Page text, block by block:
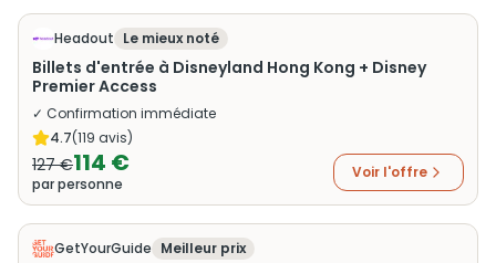
Headout Le mieux noté
Billets d'entrée à Disneyland Hong Kong + Disney
Premier Access
✓ Confirmation immédiate
4.7(119 avis)
127 €114 €
par personne
Voir l'offre
GetYourGuide Meilleur prix